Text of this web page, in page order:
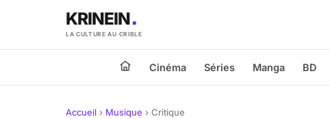
KRINEIN
LA CULTURE AU CRIBLE
Cinéma Séries Manga BD
Accueil › Musique › Critique